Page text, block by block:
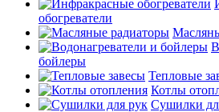
обогреватели
бойлеры
Тепловые
Котлы
Сушилки